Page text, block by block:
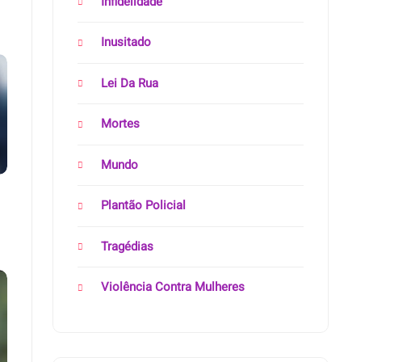
Inusitado
Lei Da Rua
Mortes
Mundo
Plantão Policial
Tragédias
Violência Contra Mulheres